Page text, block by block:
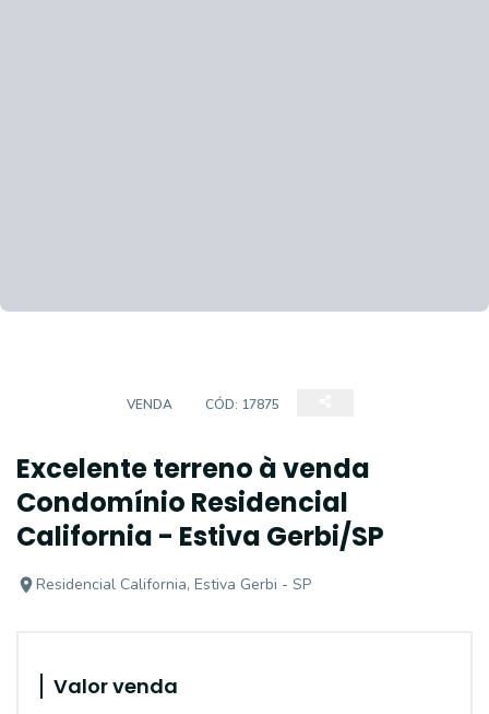
VENDA CÓD: 17875
Excelente terreno à venda
Condomínio Residencial
California - Estiva Gerbi/SP
Residencial California, Estiva Gerbi - SP
Valor venda